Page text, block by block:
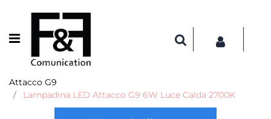
Open menu
Attacco G9
Lampadina LED Attacco G9 6W Luce Calda 2700K